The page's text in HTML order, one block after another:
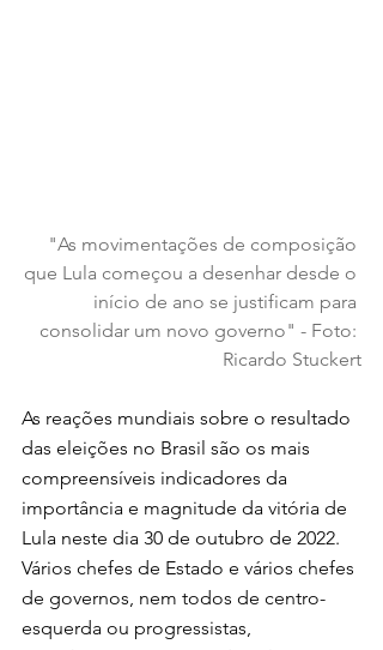
"As movimentações de composição
que Lula começou a desenhar desde o
início de ano se justificam para
consolidar um novo governo" - Foto:
Ricardo Stuckert
As reações mundiais sobre o resultado
das eleições no Brasil são os mais
compreensíveis indicadores da
importância e magnitude da vitória de
Lula neste dia 30 de outubro de 2022.
Vários chefes de Estado e vários chefes
de governos, nem todos de centro-
esquerda ou progressistas,